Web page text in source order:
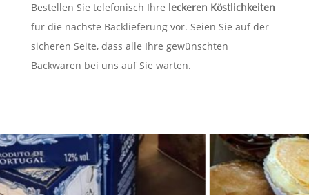
Bestellen Sie telefonisch Ihre leckeren Köstlichkeiten
für die nächste Backlieferung vor. Seien Sie auf der
sicheren Seite, dass alle Ihre gewünschten
Backwaren bei uns auf Sie warten.